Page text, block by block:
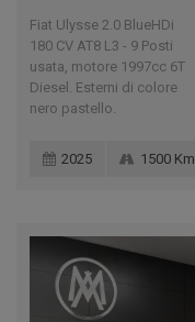
Fiat Ulysse 2.0 BlueHDi
180 CV AT8 L3 - 9 Posti
usata, motore 1997cc 6T
Diesel. Esterni di colore
nero pastello.
2025 1500 Km